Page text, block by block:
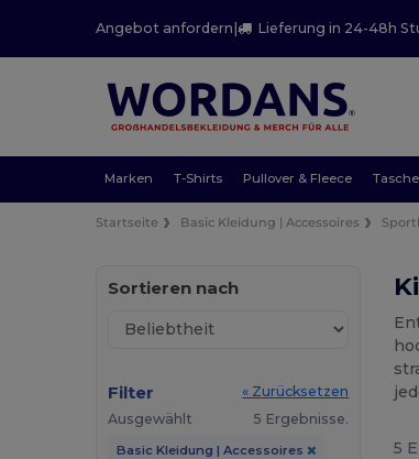
Angebot anfordern | Lieferung in 24-48h
Marken T-Shirts Pullover & Fleece
Startseite Basic Kleidung | Accessoires
Sortieren nach
Filter
« Zurücksetzen
Ausgewählt
5 Ergebnisse.
Basic Kleidung | Accessoires 5